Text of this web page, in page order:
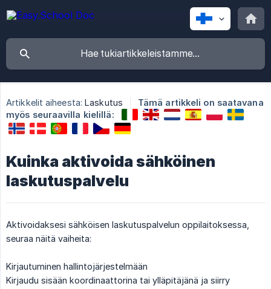
Artikkelit aiheesta: Laskutus
Tämä artikkeli on saatavana
myös seuraavilla kielillä:
Kuinka aktivoida sähköinen
laskutuspalvelu
Aktivoidaksesi sähköisen laskutuspalvelun oppilaitoksessa,
seuraa näitä vaiheita:
Kirjautuminen hallintojärjestelmään
Kirjaudu sisään koordinaattorina tai ylläpitäjänä ja siirry